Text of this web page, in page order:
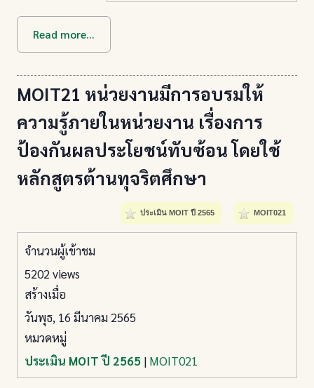
Read more...
MOIT21 หน่วยงานมีการอบรมให้
ความรู้ภายในหน่วยงาน เรื่องการ
ป้องกันผลประโยชน์ทับซ้อน โดยใช้
หลักสูตรต้านทุจริตศึกษา
MOIT021
ประเมิน MOIT ปี 2565
จำนวนผู้เข้าชม
5202 views
สร้างเมื่อ
วันพุธ, 16 มีนาคม 2565
หมวดหมู่
ประเมิน MOIT ปี 2565 | MOIT021